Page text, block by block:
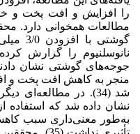
را افزایش و افت پخت و
مطالعات همخوانی دارد.
منجر به کاهش افت پخت و
شد (34). در
به‌طور معنی‌داری سبب